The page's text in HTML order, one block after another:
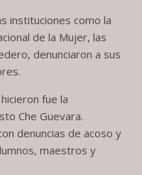
instituciones como la
de la Mujer, las
denunciaron a sus
fue la
Che Guevara.
denuncias de acoso y
maestros y